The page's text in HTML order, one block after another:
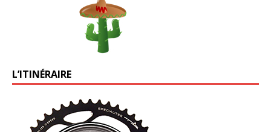
L’ITINÉRAIRE